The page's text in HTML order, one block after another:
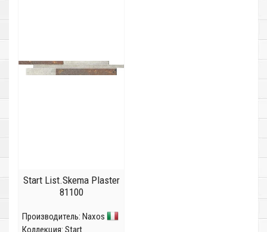
Start List.Skema Plaster
81100
Производитель: Naxos
Коллекция: Start